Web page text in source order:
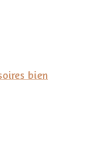
bien